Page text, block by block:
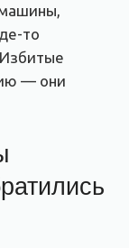
то
— они